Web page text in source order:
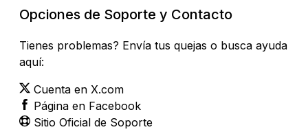
Opciones de Soporte y Contacto
Tienes problemas? Envía tus quejas o busca ayuda
aquí:
Cuenta en X.com
Página en Facebook
Sitio Oficial de Soporte